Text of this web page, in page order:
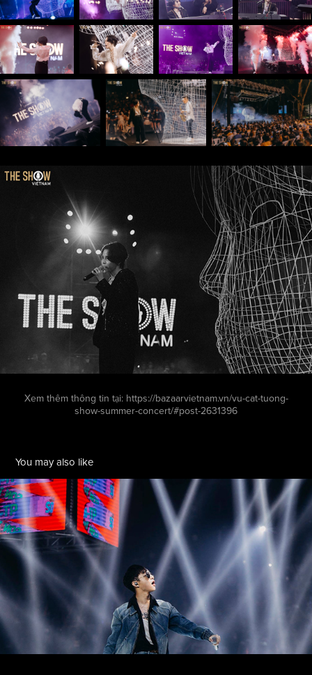
Xem thêm thông tin tại: https://bazaarvietnam.vn/vu-cat-tuong-
show-summer-concert/#post-2631396
You may also like
LAZADA SUPER SHOW
2022